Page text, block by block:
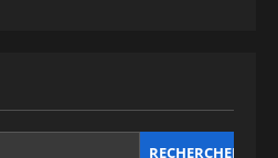
RECHERCHER